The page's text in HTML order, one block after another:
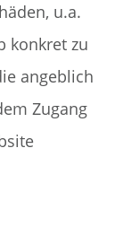
u.a.
konkret zu
angeblich
Zugang